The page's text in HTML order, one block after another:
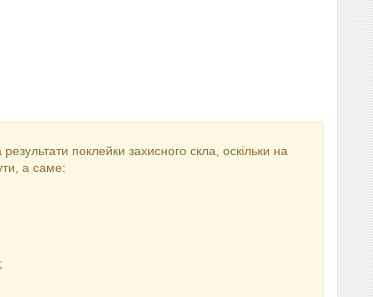
поклейки захисного скла, оскільки на
а саме: